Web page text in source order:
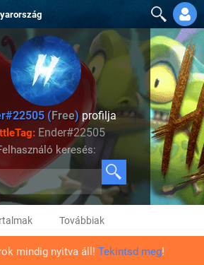
(Free)profilja
Ender#22505
keresés:
Továbbiak
mindig nyitva áll! Tekintsd meg!